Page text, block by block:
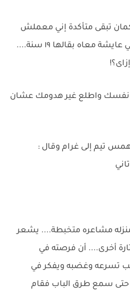
تبقى متأكدة إني معملش
كده عشان أنا جوزها اللي عايشة معاه بقالها ١٩ سنة....
نفسك واطلع غير هدومك عشان
تيم إلى غرام وقال :
مشاعره متخبطة.... يشعر
أخرى.... أن فرصته في
تسرعه وغضبه ويفكر في
حتى سمع طرق الباب فقام